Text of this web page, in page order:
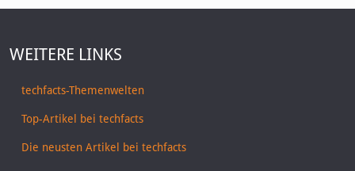
WEITERE LINKS
techfacts-Themenwelten
Top-Artikel bei techfacts
Die neusten Artikel bei techfacts